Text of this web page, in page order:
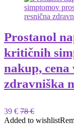
Prostanol
kritičnih
nakup, cena
zdravniška
39 € 78 €
Added to wishlist